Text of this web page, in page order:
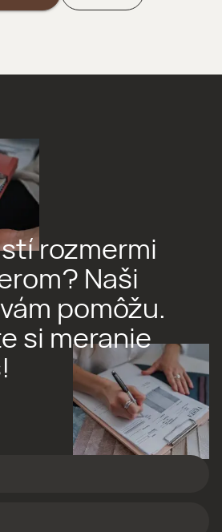
rozmermi
Naši
pomôžu.
si meranie